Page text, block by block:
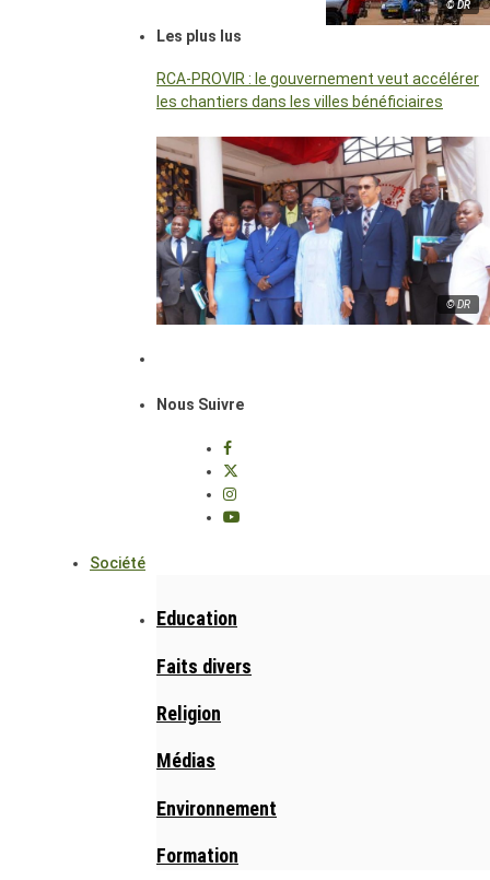
© DR
Les plus lus
RCA-PROVIR : le gouvernement veut accélérer
les chantiers dans les villes bénéficiaires
© DR
Nous Suivre
Société
Education
Faits divers
Religion
Médias
Environnement
Formation